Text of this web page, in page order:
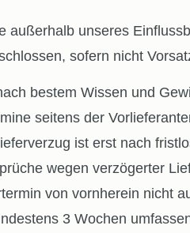
unseres
sofern nicht
bestem Wissen und
seitens der
ist erst nach
wegen verzögerter
von vornherein nicht
3 Wochen